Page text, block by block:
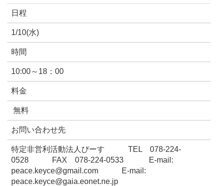
日程
1/10(水)
時間
10:00～18：00
料金
無料
お問い合わせ先
特定非営利活動法人ぴーす TEL 078-224-
0528 FAX 078-224-0533 E-mail:
peace.keyce@gmail.com E-mail:
peace.keyce@gaia.eonet.ne.jp